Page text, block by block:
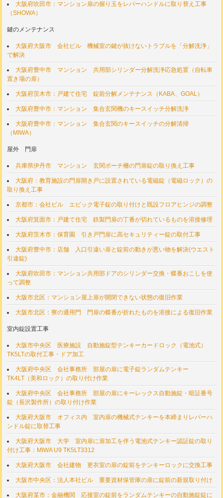
大阪府吹田市：マンション扉の握り玉をレバーハンドルに取り替え工事
（SHOWA）
鍵のメンテナンス
大阪府大阪市 会社ビル 機械室の鍵が抜けないトラブルを「分解洗浄」
で解決
大阪府豊中市 マンション 共用部シリンダー分解洗浄応急処置（自転車
置き場の扉）
大阪府茨木市：戸建て住宅 錠前分解メンテナンス（KABA、GOAL）
大阪府豊中市：マンション 集合玄関機のキースイッチ分解洗浄
大阪府豊中市：マンション 集合玄関のキースイッチの分解清掃
（MIWA）
屋外 門扉
兵庫県伊丹市 マンション 玄関ポーチ柵の門扉錠の取り換え工事
大阪府：教育施設の門扉開き戸に設置されている電磁錠（電磁ロック）の
取り換え工事
京都市：会社ビル エピック電子錠の取り付けと既設フロアヒンジの調整
大阪府箕面市：戸建て住宅 鉄製門扉の丁番が切れているものを溶接修理
大阪府茨木市：保育園 引き戸門扉に高セキュリティー錠の取付工事
大阪府豊中市：店舗 入口引違い扉と錠前の動きが悪い物を解決(ウエスト
引違錠)
大阪府吹田市：マンション共用部ドアのシリンダー交換・蝶番おこしを使
って調整
大阪市北区：マンション屋上扉が開閉できない状態の復旧作業
大阪市北区：寮の通用門 門扉の蝶番が折れたものを溶接による復旧作業
室内錠設置工事
大阪市中央区 医療施設 自動施錠型テンキーカードロック（電池式）
TK5LTの取付工事・ドア加工
大阪府中央区 会社事務所 部屋の扉に電子錠ランダムテンキー
TK4LT（美和ロック）の取り付け作業
大阪府中央区 会社事務所 部屋の扉にキーレックス自動施錠・暗証番号
錠（長沢製作所）の取り付け作業
大阪府大阪市 オフィス内 室内扉の機械式テンキーを本締まりレバーハ
ンドル錠に取替工事
大阪府大阪市 大学 室内扉に扉加工を伴う電池式テンキー認証錠の取り
付け工事：MIWA U9 TK5LT3312
大阪府大阪市 会社建物 更衣室の扉の錠前をテンキーロックに交換工事
大阪市中央区：法人本社ビル 重要資材保管庫の扉に錠前の新規取り付け
大阪府某市：金融機関 応接室の錠前をランダムテンキーの自動施錠錠に